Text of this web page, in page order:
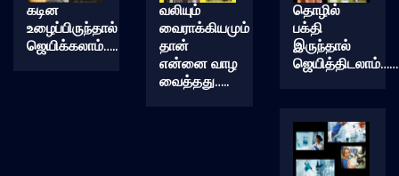
கடின
உழைப்பிருந்தால்
ஜெயிக்கலாம்…..
வலியும்
வைராக்கியமும்
தான்
என்னை வாழ
வைத்தது…..
தொழில்
பக்தி
இருந்தால்